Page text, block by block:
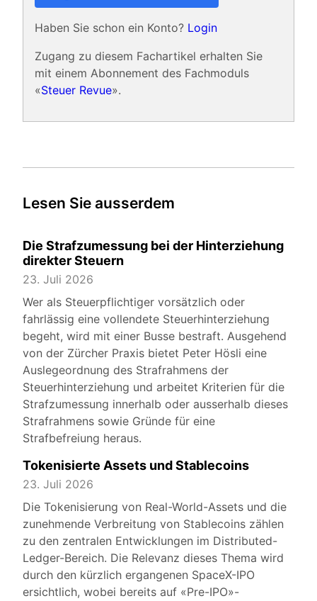
Haben Sie schon ein Konto? Login
Zugang zu diesem Fachartikel erhalten Sie
mit einem Abonnement des Fachmoduls
«Steuer Revue».
Lesen Sie ausserdem
Die Strafzumessung bei der Hinterziehung
direkter Steuern
23. Juli 2026
Wer als Steuerpflichtiger vorsätzlich oder
fahrlässig eine vollendete Steuerhinterziehung
begeht, wird mit einer Busse bestraft. Ausgehend
von der Zürcher Praxis bietet Peter Hösli eine
Auslegeordnung des Strafrahmens der
Steuerhinterziehung und arbeitet Kriterien für die
Strafzumessung innerhalb oder ausserhalb dieses
Strafrahmens sowie Gründe für eine
Strafbefreiung heraus.
Tokenisierte Assets und Stablecoins
23. Juli 2026
Die Tokenisierung von Real-World-Assets und die
zunehmende Verbreitung von Stablecoins zählen
zu den zentralen Entwicklungen im Distributed-
Ledger-Bereich. Die Relevanz dieses Thema wird
durch den kürzlich ergangenen SpaceX-IPO
ersichtlich, wobei bereits auf «Pre-IPO»-